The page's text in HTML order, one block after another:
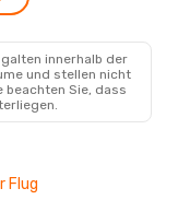
innerhalb der
und stellen nicht
Sie, dass
Flug